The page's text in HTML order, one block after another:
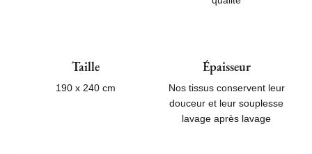
Taille
190 x 240 cm
Épaisseur
Nos tissus conservent leur
douceur et leur souplesse
lavage après lavage